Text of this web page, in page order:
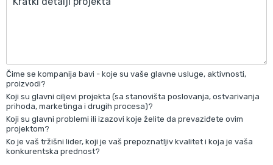
Čime se kompanija bavi - koje su vaše glavne usluge, aktivnosti,
proizvodi?
Koji su glavni ciljevi projekta (sa stanovišta poslovanja, ostvarivanja
prihoda, marketinga i drugih procesa)?
Koji su glavni problemi ili izazovi koje želite da prevaziđete ovim
projektom?
Ko je vaš tržišni lider, koji je vaš prepoznatljiv kvalitet i koja je vaša
konkurentska prednost?